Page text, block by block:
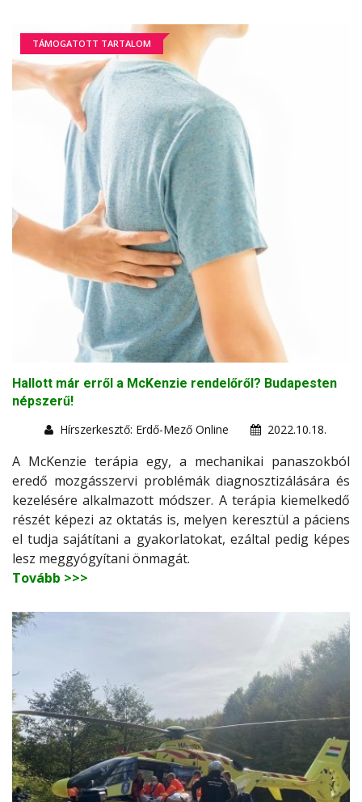
TÁMOGATOTT TARTALOM
Hallott már erről a McKenzie rendelőről? Budapesten
népszerű!
Hírszerkesztő: Erdő-Mező Online
2022.10.18.
A McKenzie terápia egy, a mechanikai panaszokból
eredő mozgásszervi problémák diagnosztizálására és
kezelésére alkalmazott módszer. A terápia kiemelkedő
részét képezi az oktatás is, melyen keresztül a páciens
el tudja sajátítani a gyakorlatokat, ezáltal pedig képes
lesz meggyógyítani önmagát.
Tovább >>>